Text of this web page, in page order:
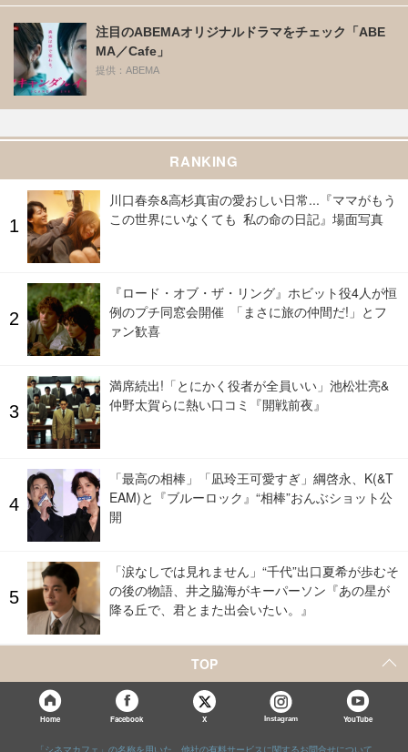
注目のABEMAオリジナルドラマをチェック「ABE
MA／Cafe」
提供：ABEMA
RANKING
川口春奈&高杉真宙の愛おしい日常...『ママがもう
この世界にいなくても 私の命の日記』場面写真
『ロード・オブ・ザ・リング』ホビット役4人が恒
例のプチ同窓会開催 「まさに旅の仲間だ!」とフ
ァン歓喜
満席続出!「とにかく役者が全員いい」池松壮亮&
仲野太賀らに熱い口コミ『開戦前夜』
「最高の相棒」「凪玲王可愛すぎ」綱啓永、K(&T
EAM)と『ブルーロック』“相棒”おんぶショット公
開
「涙なしでは見れません」“千代”出口夏希が歩むそ
の後の物語、井之脇海がキーパーソン『あの星が
降る丘で、君とまた出会いたい。』
TOP
Home Facebook X Instagram YouTube
「シネマカフェ」の名称を用いた、他社の有料サービスに関するお問合せについて